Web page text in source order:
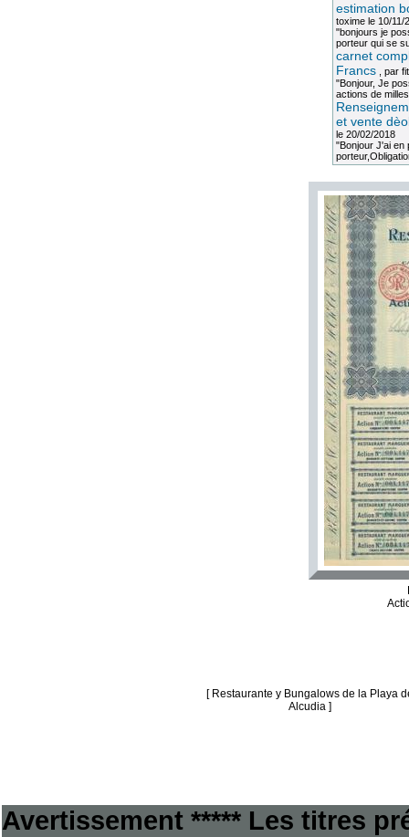
estimation
toximele 10/11/
"bonjours je
porteur qui se
carnet
Francs, par
"Bonjour, Je
actions de
et vente
le 20/02/2018
"Bonjour J'ai en
[ Restaurante y Bungalows de la Playa
Alcudia ]
Avertissement ***** Les titres